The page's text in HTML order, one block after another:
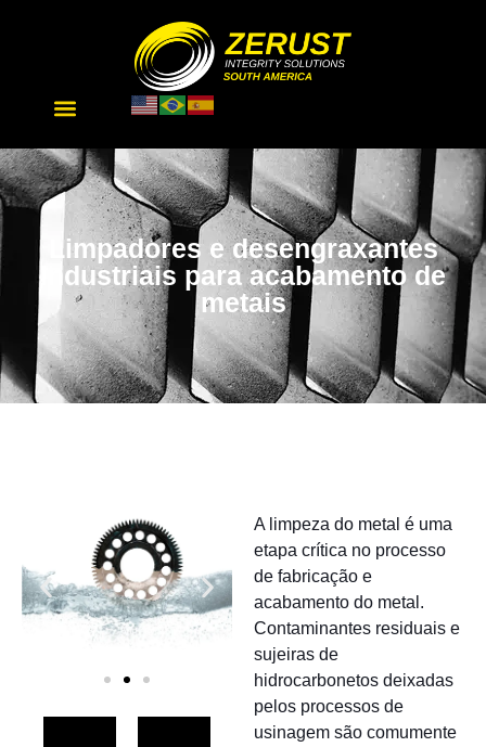
Limpadores e desengraxantes
industriais para acabamento de
metais
A limpeza do metal é uma
etapa crítica no processo
de fabricação e
acabamento do metal.
Contaminantes residuais e
sujeiras de
hidrocarbonetos deixadas
pelos processos de
usinagem são comumente